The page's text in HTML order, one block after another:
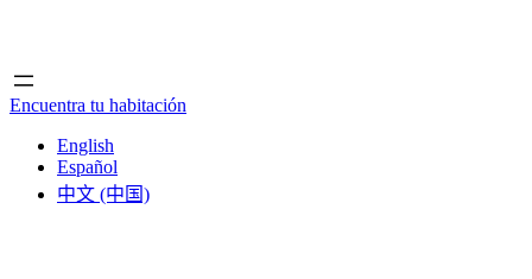
Encuentra tu habitación
English
Español
中文 (中国)